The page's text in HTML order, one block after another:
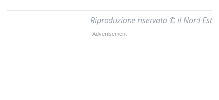
Riproduzione riservata © il Nord Est